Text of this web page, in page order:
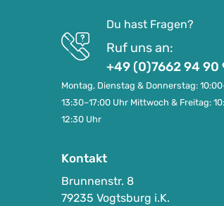
Du hast Fragen?
Ruf uns an:
+49 (0)7662 94 90
Montag, Dienstag & Donnerstag:
13:30–17:00 Uhr Mittwoch & Freitag:
12:30 Uhr
Kontakt
Brunnenstr. 8
79235 Vogtsburg i.K.